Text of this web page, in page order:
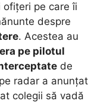
pe care îi
despre
. Acestea au
pe pilotul
de
radar a anunțat
colegii să vadă